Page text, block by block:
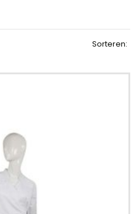
Sorteren: